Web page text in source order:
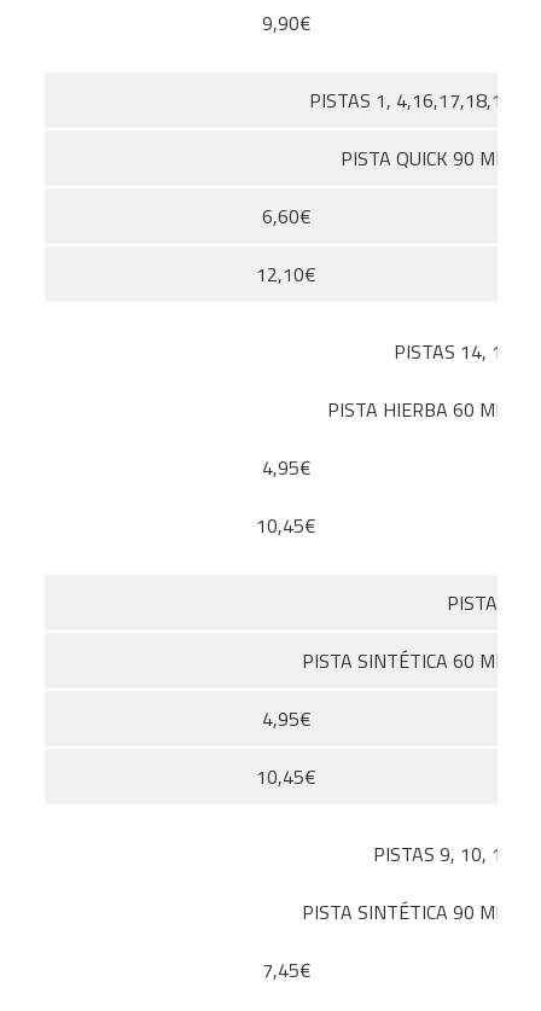
9,90€
PISTAS 1, 4,16,17,18,19
PISTA QUICK 90 MIN
6,60€
12,10€
PISTAS 14, 15
PISTA HIERBA 60 MIN
4,95€
10,45€
PISTA 8
PISTA SINTÉTICA 60 MIN
4,95€
10,45€
PISTAS 9, 10, 11
PISTA SINTÉTICA 90 MIN
7,45€